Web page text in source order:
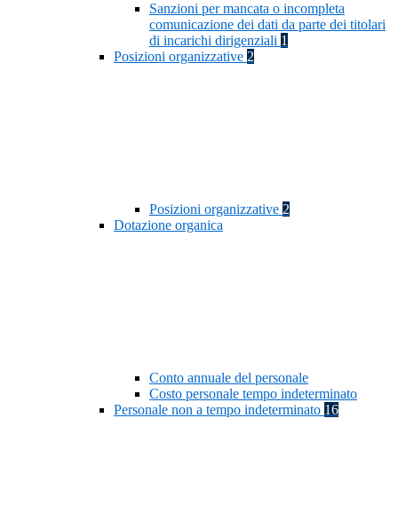
Sanzioni per mancata o incompleta
comunicazione dei dati da parte dei titolari
di incarichi dirigenziali 1
Posizioni organizzative 2
Posizioni organizzative 2
Dotazione organica
Conto annuale del personale
Costo personale tempo indeterminato
Personale non a tempo indeterminato 16